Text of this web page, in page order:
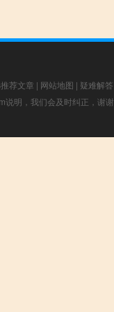
荐文章 | 网站地图 | 疑难解答
说明，我们会及时纠正，谢谢